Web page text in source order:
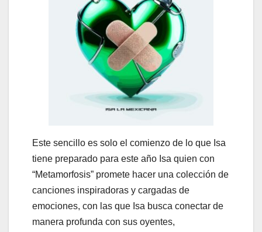
Este sencillo es solo el comienzo de lo que Isa
tiene preparado para este año Isa quien con
“Metamorfosis” promete hacer una colección de
canciones inspiradoras y cargadas de
emociones, con las que Isa busca conectar de
manera profunda con sus oyentes,